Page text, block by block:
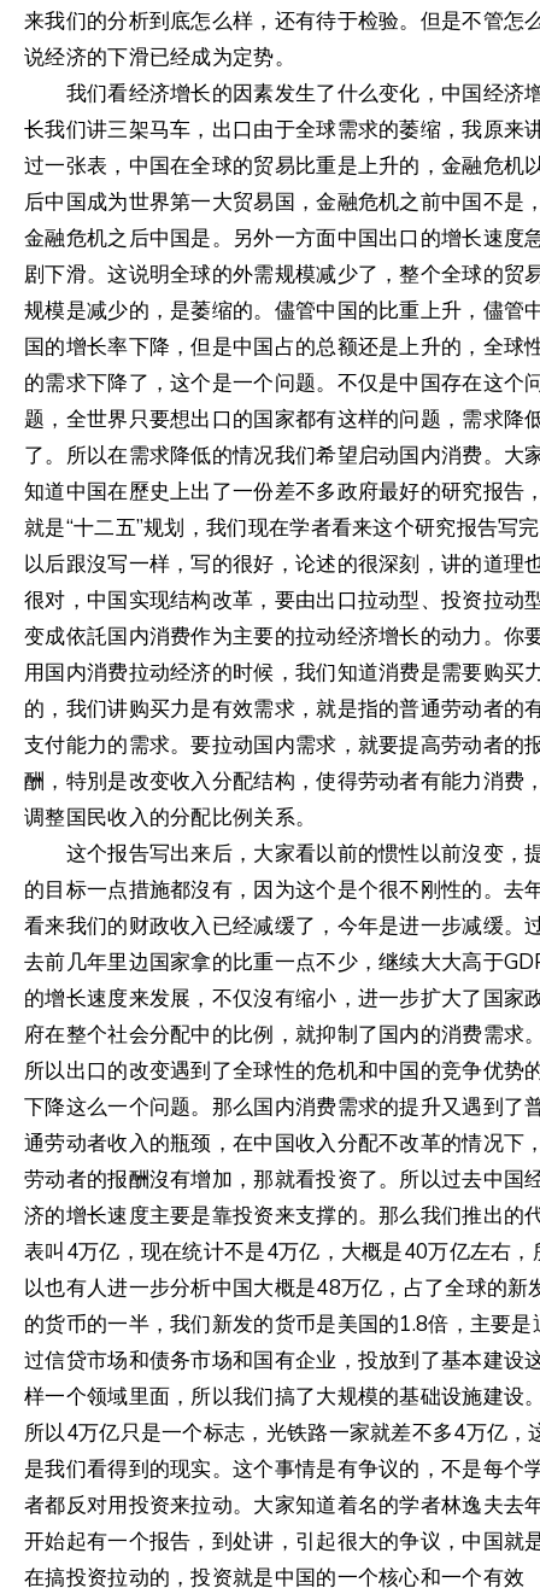
来我们的分析到底怎么样，还有待于检验。但是不管怎
说经济的下滑已经成为定势。
我们看经济增长的因素发生了什么变化，中国经济
长我们讲三架马车，出口由于全球需求的萎缩，我原来
过一张表，中国在全球的贸易比重是上升的，金融危机
后中国成为世界第一大贸易国，金融危机之前中国不是
金融危机之后中国是。另外一方面中国出口的增长速度
剧下滑。这说明全球的外需规模减少了，整个全球的贸
规模是减少的，是萎缩的。儘管中国的比重上升，儘管
国的增长率下降，但是中国占的总额还是上升的，全球
的需求下降了，这个是一个问题。不仅是中国存在这个
题，全世界只要想出口的国家都有这样的问题，需求降
了。所以在需求降低的情况我们希望启动国内消费。大
知道中国在歷史上出了一份差不多政府最好的研究报告
就是“十二五”规划，我们现在学者看来这个研究报告写完
以后跟沒写一样，写的很好，论述的很深刻，讲的道理
很对，中国实现结构改革，要由出口拉动型、投资拉动
变成依託国内消费作为主要的拉动经济增长的动力。你
用国内消费拉动经济的时候，我们知道消费是需要购买
的，我们讲购买力是有效需求，就是指的普通劳动者的
支付能力的需求。要拉动国内需求，就要提高劳动者的
酬，特別是改变收入分配结构，使得劳动者有能力消费
调整国民收入的分配比例关系。
这个报告写出来后，大家看以前的惯性以前沒变，
的目标一点措施都沒有，因为这个是个很不刚性的。去
看来我们的财政收入已经减缓了，今年是进一步减缓。
去前几年里边国家拿的比重一点不少，继续大大高于
的增长速度来发展，不仅沒有缩小，进一步扩大了国家
府在整个社会分配中的比例，就抑制了国内的消费需求
所以出口的改变遇到了全球性的危机和中国的竞争优势
下降这么一个问题。那么国内消费需求的提升又遇到了
通劳动者收入的瓶颈，在中国收入分配不改革的情况下
劳动者的报酬沒有增加，那就看投资了。所以过去中国
济的增长速度主要是靠投资来支撑的。那么我们推出的
表叫4万亿，现在统计不是4万亿，大概是40万亿左右，
以也有人进一步分析中国大概是48万亿，占了全球的新
的货币的一半，我们新发的货币是美国的1.8倍，主要是
过信贷市场和债务市场和国有企业，投放到了基本建设
样一个领域里面，所以我们搞了大规模的基础设施建设
所以4万亿只是一个标志，光铁路一家就差不多4万亿，
是我们看得到的现实。这个事情是有争议的，不是每个
者都反对用投资来拉动。大家知道着名的学者林逸夫去
开始起有一个报告，到处讲，引起很大的争议，中国就
在搞投资拉动的，投资就是中国的一个核心和一个有效